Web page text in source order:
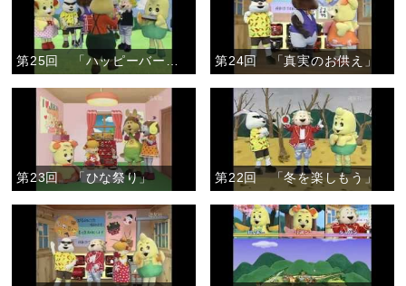
第25回 「ハッピーバースデイ」 第24回 「真実のお供え」
第23回 「ひな祭り」 第22回 「冬を楽しもう」